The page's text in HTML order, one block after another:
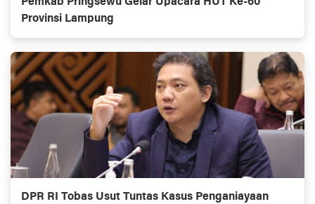
Provinsi Lampung
DPR RI Tobas Usut Tuntas Kasus Penganiayaan